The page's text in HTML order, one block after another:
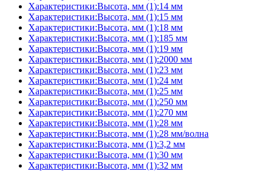
Характеристики:Высота, мм (1):14 мм
Характеристики:Высота, мм (1):15 мм
Характеристики:Высота, мм (1):18 мм
Характеристики:Высота, мм (1):185 мм
Характеристики:Высота, мм (1):19 мм
Характеристики:Высота, мм (1):2000 мм
Характеристики:Высота, мм (1):23 мм
Характеристики:Высота, мм (1):24 мм
Характеристики:Высота, мм (1):25 мм
Характеристики:Высота, мм (1):250 мм
Характеристики:Высота, мм (1):270 мм
Характеристики:Высота, мм (1):28 мм
Характеристики:Высота, мм (1):28 мм/волна
Характеристики:Высота, мм (1):3,2 мм
Характеристики:Высота, мм (1):30 мм
Характеристики:Высота, мм (1):32 мм